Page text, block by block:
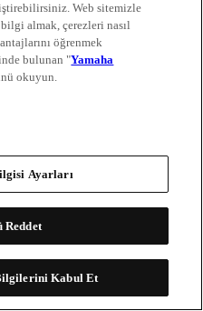
Web sitemizle
almak, çerezleri nasıl
öğrenmek
bulunan "Yamaha
okuyun.
Ayarları
Reddet
Kabul Et